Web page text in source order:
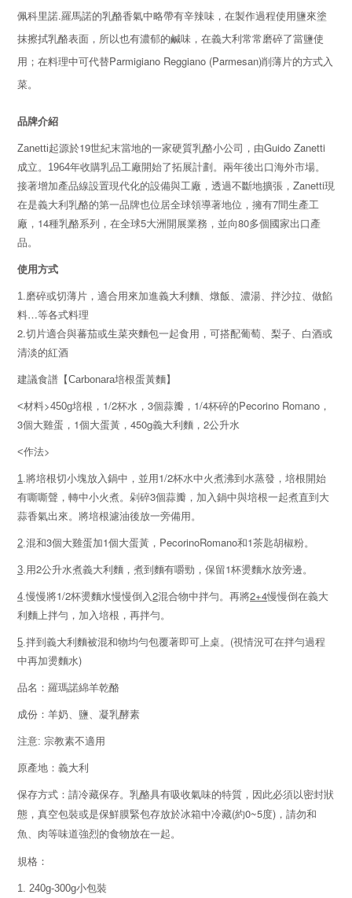
佩科里諾.羅馬諾的乳酪香氣中略帶有辛辣味，在製作過程使用鹽來塗
抹擦拭乳酪表面，所以也有濃郁的鹹味，在義大利常常磨碎了當鹽使
用；在料理中可代替Parmigiano Reggiano (Parmesan)削薄片的方式入
菜。
品牌介紹
Zanetti起源於19世紀末當地的一家硬質乳酪小公司，由Guido Zanetti
成立。
1964年收購乳品工廠開始了拓展計劃。兩年後出口海外市場。
接著增加產品線設置現代化的設備與工廠，透過不斷地擴張， Zanetti現
在是義大利乳酪的第一品牌也位居全球領導著地位，擁有7間生產工
廠， 14種乳酪系列，在全球5大洲開展業務，並向80多個國家出口產
品。
使用方式
1.磨碎或切薄片，適合用來加進義大利麵、燉飯、濃湯、拌沙拉、做餡
料…等各式料理
2.切片適合與蕃茄或生菜夾麵包一起食用，可搭配葡萄、梨子、白酒或
清淡的紅酒
建議食譜 【Carbonara培根蛋黃麵】
<材料>450g培根， 1/2杯水， 3個蒜瓣， 1/4杯碎的Pecorino Romano ，
3個大雞蛋， 1個大蛋黃， 450g義大利麵， 2公升水
<作法>
1.將培根切小塊放入鍋中，並用 1/2杯水中火煮沸到水蒸發，培根開始
有嘶嘶聲，轉中小火煮。剁碎3個蒜瓣，加入鍋中與培根一起煮直到大
蒜香氣出來。將培根濾油後放一旁備用。
2.混和3個大雞蛋加1個大蛋黃， PecorinoRomano和1茶匙胡椒粉。
3.用2公升水煮義大利麵，煮到麵有嚼勁，保留1杯燙麵水放旁邊。
4.慢慢將1/2杯燙麵水慢慢倒入2混合物中拌勻。再將2+4慢慢倒在義大
利麵上拌勻，加入培根，再拌勻。
5.拌到義大利麵被混和物均勻包覆著即可上桌。 (視情況可在拌勻過程
中再加燙麵水)
品名：羅瑪諾綿羊乾酪
成份：羊奶、鹽、凝乳酵素
注意: 宗教素不適用
原產地：義大利
保存方式：請冷藏保存。乳酪具有吸收氣味的特質，因此必須以密封狀
態，真空包裝或是保鮮膜緊包存放於冰箱中冷藏(約0~5度) ，請勿和
魚、肉等味道強烈的食物放在一起。
規格：
1. 240g-300g小包裝